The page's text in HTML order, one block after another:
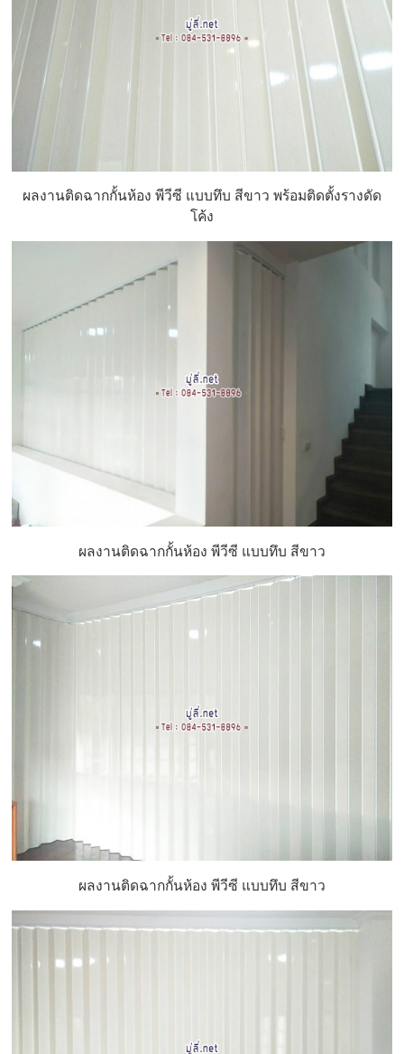
ผลงานติดฉากกั้นห้อง พีวีซี แบบทึบ สีขาว พร้อมติดตั้งรางดัด
โค้ง
ผลงานติดฉากกั้นห้อง พีวีซี แบบทึบ สีขาว
ผลงานติดฉากกั้นห้อง พีวีซี แบบทึบ สีขาว